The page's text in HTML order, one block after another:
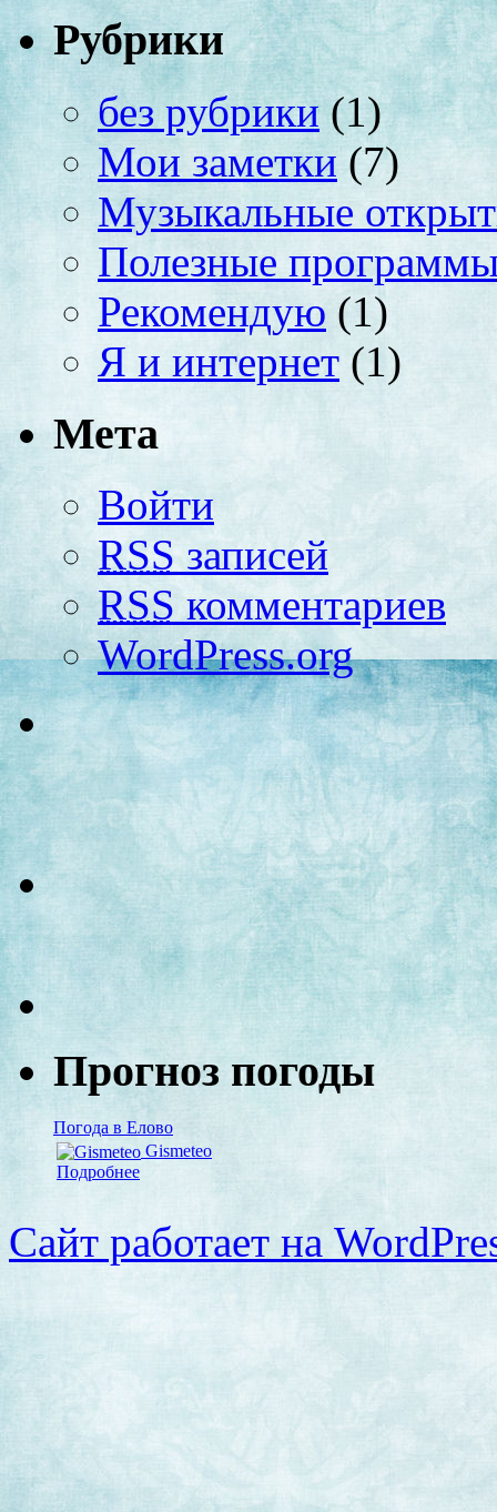
Рубрики
без рубрики (1)
Мои заметки(7)
Музыкальные
Полезные
Рекомендую (1)
Я и интернет (1)
Мета
Войти
RSSзаписей
RSS комментариев
WordPress.org
Прогноз погоды
Погода в Елово
Gismeteo
Подробнее
Сайт работает на